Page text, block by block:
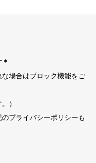
場合はブロック機能をご
）
プライバシーポリシーも